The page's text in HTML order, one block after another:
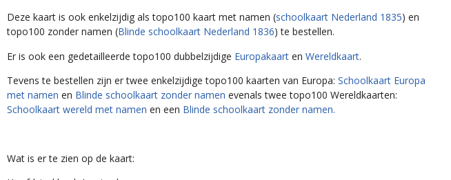
Deze kaart is ook enkelzijdig als topo100 kaart met namen (schoolkaart Nederland 1835) en
topo100 zonder namen ( Blinde schoolkaart Nederland 1836) te bestellen.
Er is ook een gedetailleerde topo100 dubbelzijdigeEuropakaartenWereldkaart.
Tevens te bestellen zijn er twee enkelzijdige topo100 kaarten van Europa:Schoolkaart Europa met
namenenBlinde schoolkaart zonder namenevenals twee topo100 Wereldkaarten:Schoolkaart
wereld met namenen eenBlinde schoolkaart zonder namen.
Wat is er te zien op de kaart: